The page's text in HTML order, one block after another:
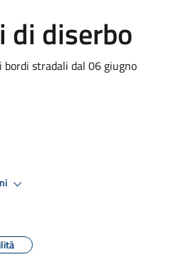
di diserbo
stradali dal 06 giugno